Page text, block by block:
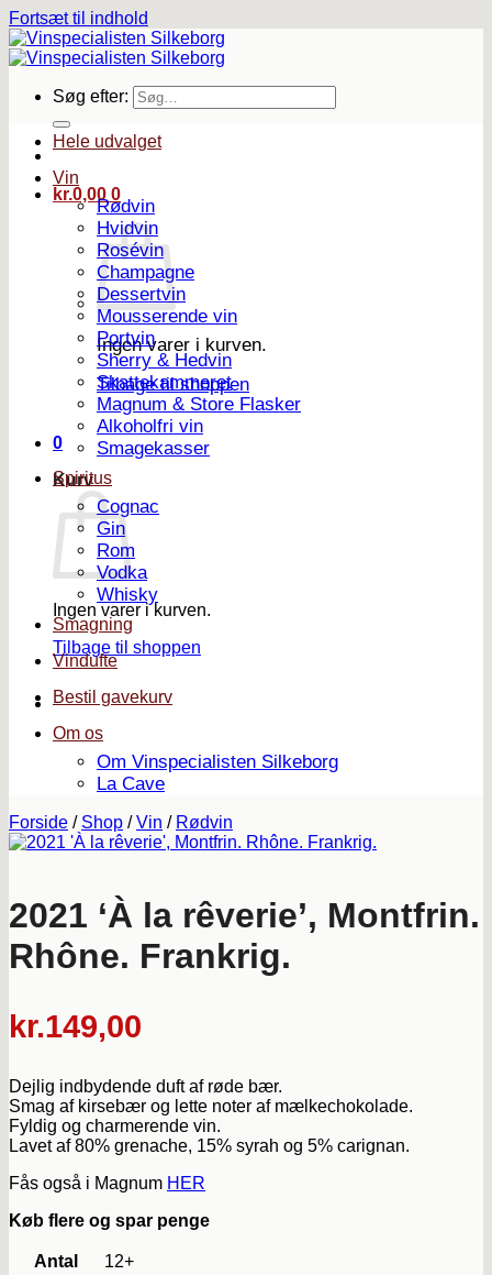
Fortsæt til indhold
Søg efter:
kr.0,00 0
Ingen varer i kurven.
Tilbage til shoppen
0
Kurv
Ingen varer i kurven.
Tilbage til shoppen
Hele udvalget
Vin
Rødvin
Hvidvin
Rosévin
Champagne
Dessertvin
Mousserende vin
Portvin
Sherry & Hedvin
Skattekammeret
Magnum & Store Flasker
Alkoholfri vin
Smagekasser
Spiritus
Cognac
Gin
Rom
Vodka
Whisky
Smagning
Vindufte
Bestil gavekurv
Om os
Om Vinspecialisten Silkeborg
La Cave
Forside / Shop / Vin / Rødvin
2021 ‘À la rêverie’, Montfrin.
Rhône. Frankrig.
kr.149,00
Dejlig indbydende duft af røde bær.
Smag af kirsebær og lette noter af mælkechokolade.
Fyldig og charmerende vin.
Lavet af 80% grenache, 15% syrah og 5% carignan.
Fås også i Magnum HER
Køb flere og spar penge
Antal
12+